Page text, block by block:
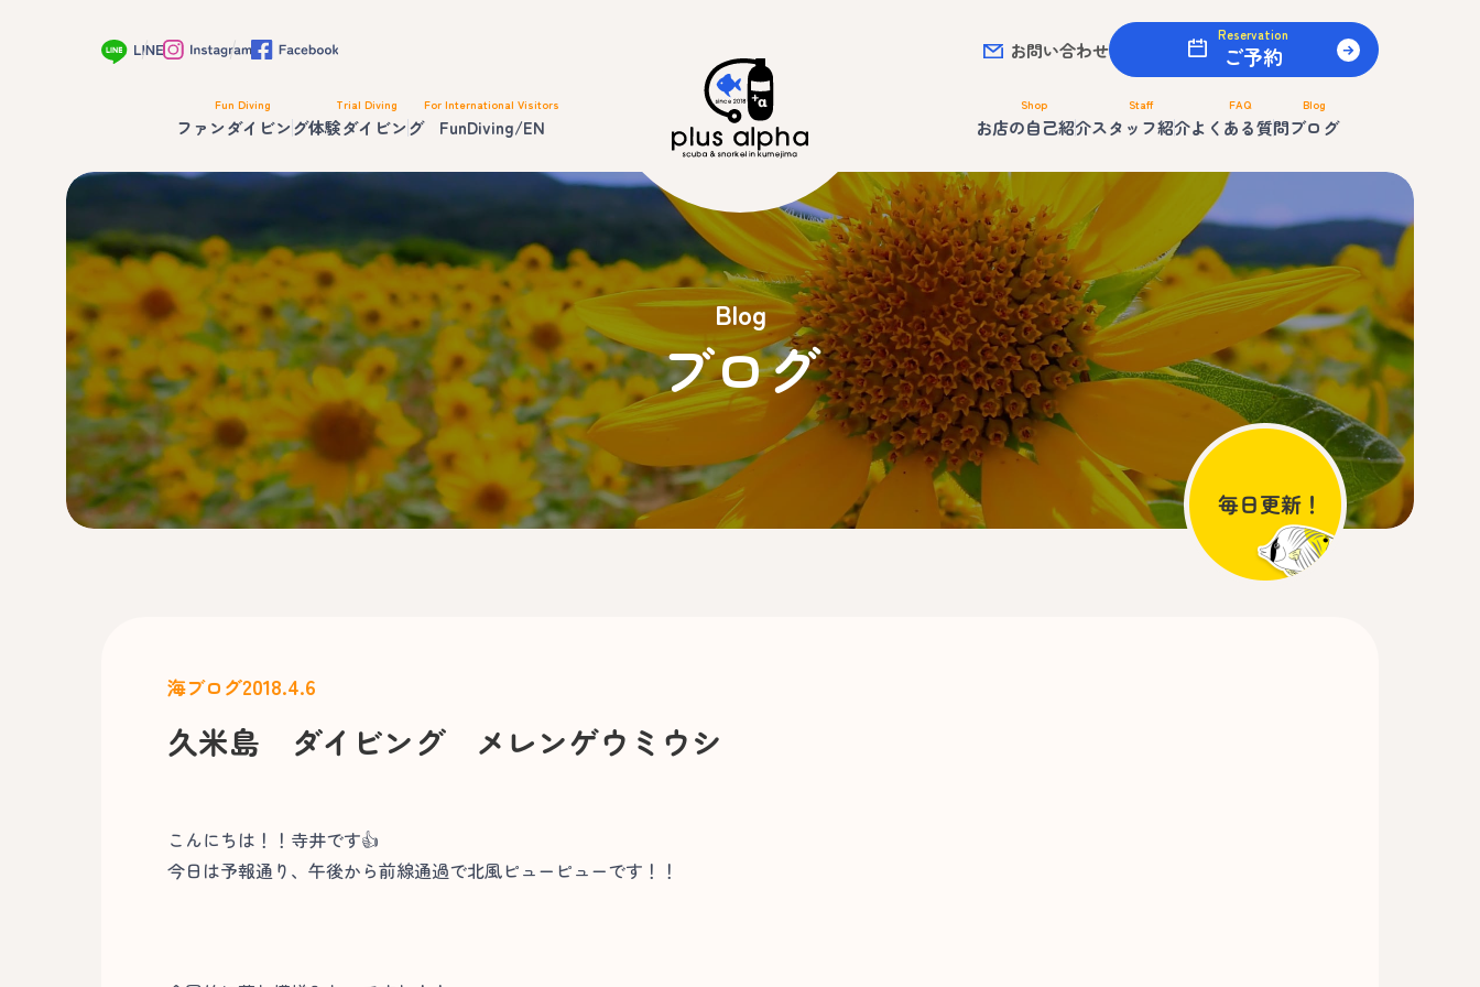
お問い合わせ
Reservation
ご予約
Fun Diving
ファンダイビング
Trial Diving
体験ダイビング
For International Visitors
FunDiving/EN
Shop
お店の自己紹介
Staff
スタッフ紹介
FAQ
よくある質問
Blog
ブログ
Blog
ブログ
海ブログ2018.4.6
久米島 ダイビング メレンゲウミウシ
こんにちは！！寺井です👍
今日は予報通り、午後から前線通過で北風ピューピューです！！